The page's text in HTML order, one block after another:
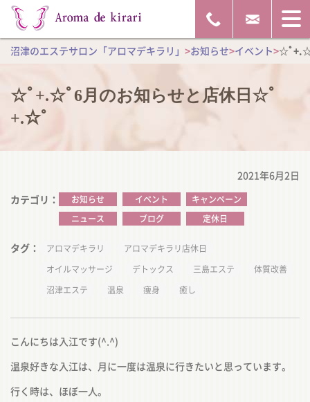
沼津のエステサロン「アロマデキラリ」 >お知らせ>イベント>☆ﾟ+.☆
☆ﾟ+.☆ﾟ6月のお知らせと店休日☆ﾟ
+.☆ﾟ
2021年6月2日
カテゴリ
お知らせ イベント
キャンペーン
ニュース
ブログ 定休日
タグ アロマデキラリ
アロマデキラリ店休日
オイルマッサージ
デトックス 三島エステ
体質改善
沼津エステ
温泉 痩身 癒し
こんにちは入江です(^.^)
温泉好きな入江は、月に一度は温泉に行きたいと思っています。
行く時は、ほぼ一人。